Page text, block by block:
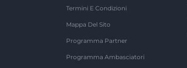
Termini E Condizioni
Mappa Del Sito
Programma Partner
Programma Ambasciatori